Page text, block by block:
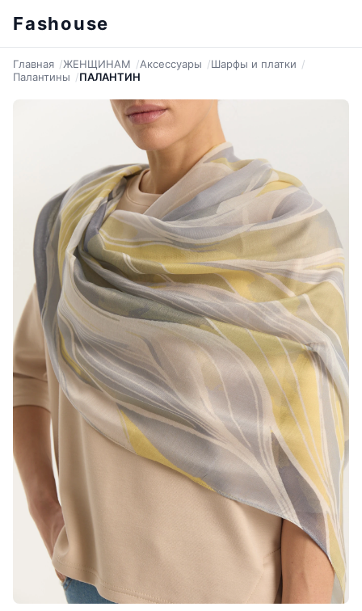
Fashouse
Главная ЖЕНЩИНАМ Аксессуары
Шарфы и платки
Палантины
ПАЛАНТИН